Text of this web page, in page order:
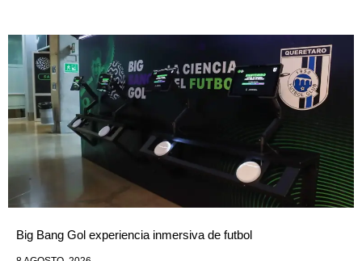
Big Bang Gol experiencia inmersiva de futbol